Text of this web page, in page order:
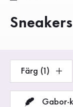
Färg (1)
Gabor-